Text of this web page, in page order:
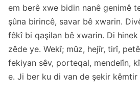
em berê xwe bidin nanê genimê
şûna birincê, savar bê xwarin.
fêkî bi qaşilan bê xwarin. Di
zêde ye. Wekî; mûz, hejîr, tirî,
fekiyan sêv, porteqal, mendelîn,
e. Ji ber ku di van de şekir kêmtir